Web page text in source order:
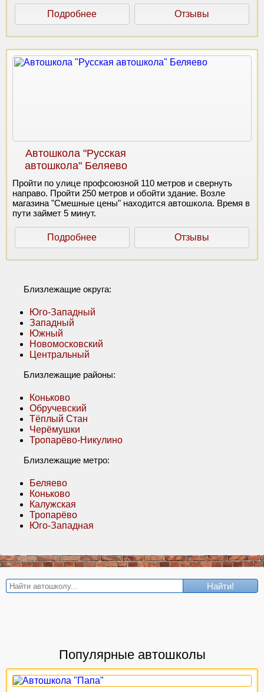
Подробнее Отзывы
Автошкола "Русская
автошкола" Беляево
Пройти по улице профсоюзной 110 метров и свернуть
направо. Пройти 250 метров и обойти здание. Возле
магазина "Смешные цены" находится автошкола. Время в
пути займет 5 минут.
Подробнее Отзывы
Близлежащие округа:
Юго-Западный
Западный
Южный
Новомосковский
Центральный
Близлежащие районы:
Коньково
Обручевский
Тёплый Стан
Черёмушки
Тропарёво-Никулино
Близлежащие метро:
Беляево
Коньково
Калужская
Тропарёво
Юго-Западная
Найти!
Популярные автошколы